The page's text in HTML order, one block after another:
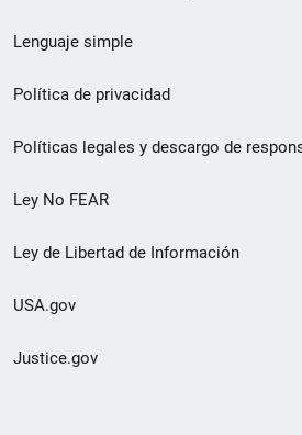
de
pie
de
página
Lenguaje simple
Política de privacidad
Políticas legales y descargo de
Ley No FEAR
Ley de Libertad de Información
USA.gov
Justice.gov